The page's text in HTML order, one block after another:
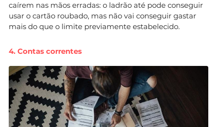
caírem nas mãos erradas: o ladrão até pode conseguir
usar o cartão roubado, mas não vai conseguir gastar
mais do que o limite previamente estabelecido.
4. Contas correntes